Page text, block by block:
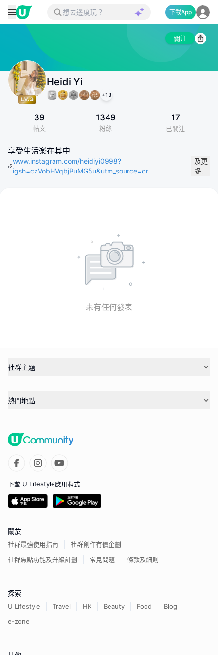
下載App
關注
Heidi Yi
+18
39
帖文
1349
粉絲
17
已關注
享受生活楽在其中
www.instagram.com/heidiyi0998?
igsh=czVobHVqbjBuMG5u&utm_source=qr
及更
多…
未有任何發表
社群主題
熱門地點
下載 U Lifestyle應用程式
關於
社群最強使用指南
社群創作有價企劃
社群焦點功能及升級計劃
常見問題 條款及細則
探索
U Lifestyle Travel HK Beauty Food
Blog
e-zone